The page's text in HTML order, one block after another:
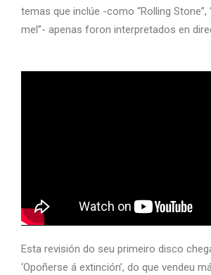
temas que inclúe -como “Rolling Stone”,
mel”- apenas foron interpretados en
Esta revisión do seu primeiro disco
‘Opoñerse á extinción’, do que vendeu